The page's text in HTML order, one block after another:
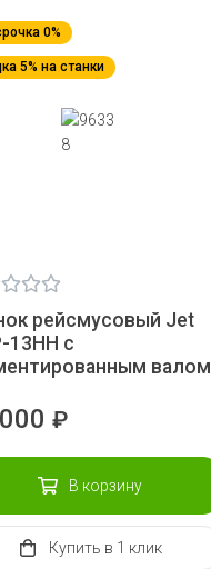
0%
5% на станки
рейсмусовый Jet
13HH с
валом
₽
В корзину
Купить в 1 клик